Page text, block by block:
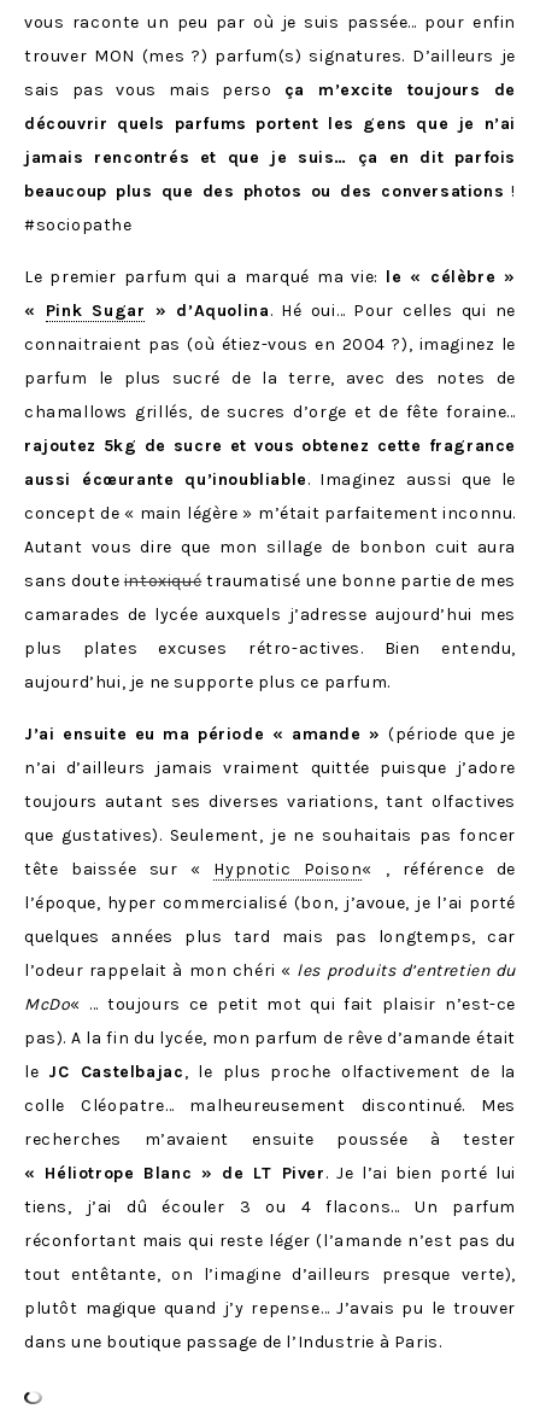
vous raconte un peu par où je suis passée… pour enfin
trouver MON (mes ?) parfum(s) signatures. D’ailleurs je
sais pas vous mais perso ça m’excite toujours de
découvrir quels parfums portent les gens que je n’ai
jamais rencontrés et que je suis… ça en dit parfois
beaucoup plus que des photos ou des conversations !
#sociopathe
Le premier parfum qui a marqué ma vie: le « célèbre »
« Pink Sugar » d’Aquolina. Hé oui… Pour celles qui ne
connaitraient pas (où étiez-vous en 2004 ?), imaginez le
parfum le plus sucré de la terre, avec des notes de
chamallows grillés, de sucres d’orge et de fête foraine…
rajoutez 5kg de sucre et vous obtenez cette fragrance
aussi écœurante qu’inoubliable. Imaginez aussi que le
concept de « main légère » m’était parfaitement inconnu.
Autant vous dire que mon sillage de bonbon cuit aura
sans douteintoxiquétraumatisé une bonne partie de mes
camarades de lycée auxquels j’adresse aujourd’hui mes
plus plates excuses rétro-actives. Bien entendu,
aujourd’hui, je ne supporte plus ce parfum.
J’ai ensuite eu ma période « amande »(période que je
n’ai d’ailleurs jamais vraiment quittée puisque j’adore
toujours autant ses diverses variations, tant olfactives
que gustatives). Seulement, je ne souhaitais pas foncer
tête baissée sur « Hypnotic Poison« , référence de
l’époque, hyper commercialisé (bon, j’avoue, je l’ai porté
quelques années plus tard mais pas longtemps, car
l’odeur rappelait à mon chéri « les produits d’entretien du
McDo« … toujours ce petit mot qui fait plaisir n’est-ce
pas). A la fin du lycée, mon parfum de rêve d’amande était
le JC Castelbajac, le plus proche olfactivement de la
colle Cléopatre… malheureusement discontinué. Mes
recherches m’avaient ensuite poussée à tester
« Héliotrope Blanc » de LT Piver. Je l’ai bien porté lui
tiens, j’ai dû écouler 3 ou 4 flacons… Un parfum
réconfortant mais qui reste léger (l’amande n’est pas du
tout entêtante, on l’imagine d’ailleurs presque verte),
plutôt magique quand j’y repense… J’avais pu le trouver
dans une boutique passage de l’Industrie à Paris.